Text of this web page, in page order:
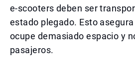
e-scooters deben ser
estado plegado. Esto
ocupe demasiado espacio y
pasajeros.